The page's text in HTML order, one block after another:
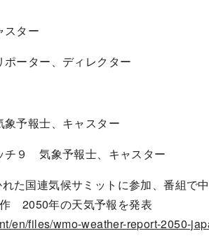
スター
ーター、ディレクター
予報士、キャスター
チ９ 気象予報士、キャスター
た国連気候サミットに参加、番組で
2050年の天気予報を発表
en/files/wmo-weather-report-2050-